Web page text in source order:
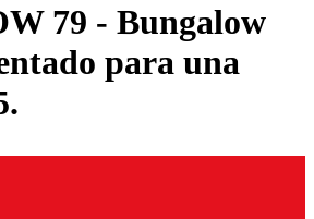
79 - Bungalow
para una